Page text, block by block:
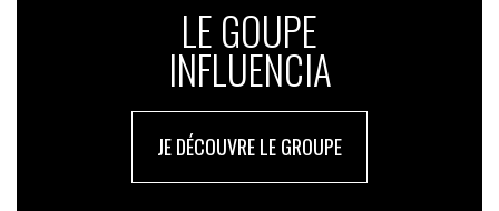
LE GOUPE
INFLUENCIA
JE DÉCOUVRE LE GROUPE